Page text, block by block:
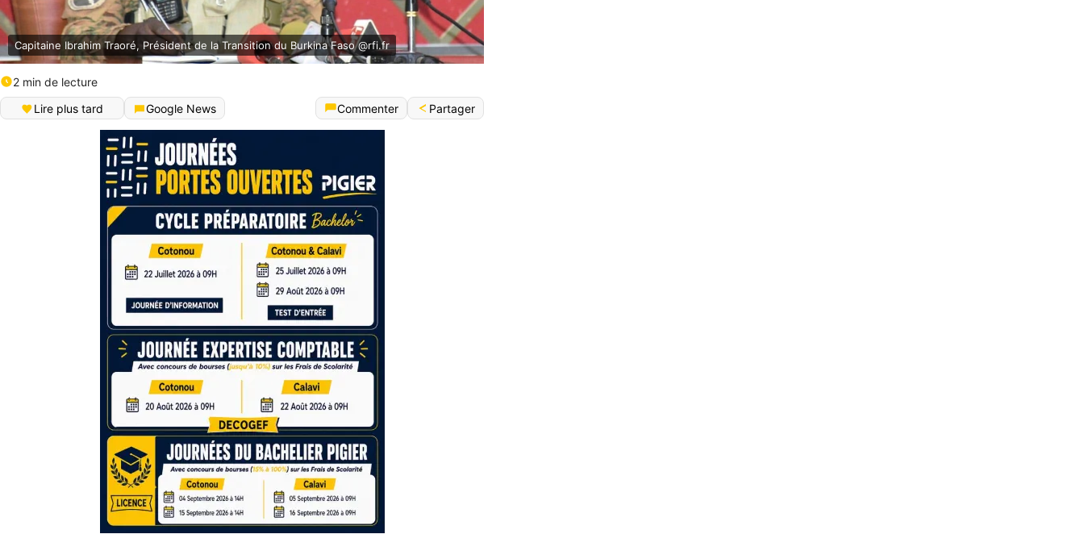
Capitaine Ibrahim Traoré, Président de la Transition du Burkina Faso @rfi.fr
2 min de lecture
Lire plus tard
Google News Commenter Partager